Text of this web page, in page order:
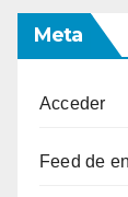
Meta
Acceder
Feed de